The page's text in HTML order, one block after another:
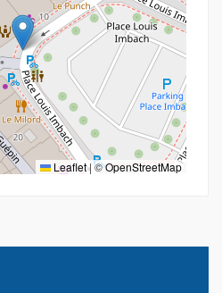
Leaflet|©OpenStreetMap